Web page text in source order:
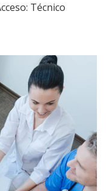
Técnico